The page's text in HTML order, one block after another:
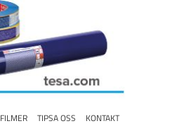
FILMER TIPSA OSS KONTAKT